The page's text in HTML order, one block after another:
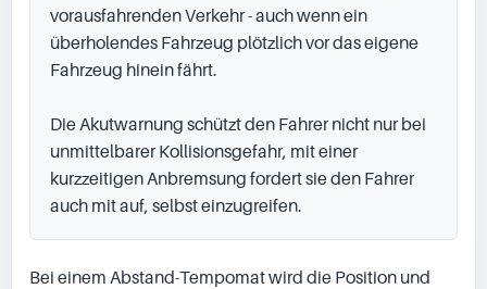
vorausfahrenden Verkehr - auch wenn ein
überholendes Fahrzeug plötzlich vor das eigene
Fahrzeug hinein fährt.
Die Akutwarnung schützt den Fahrer nicht nur bei
unmittelbarer Kollisionsgefahr, mit einer
kurzzeitigen Anbremsung fordert sie den Fahrer
auch mit auf, selbst einzugreifen.
Bei einem Abstand-Tempomat wird die Position und